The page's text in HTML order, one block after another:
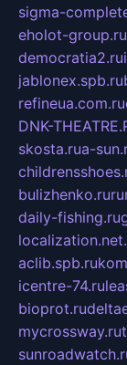
sigma-
eholot-group.ru
democratia2.ru
jablonex.spb.ru
refineua.com.ru
DNK-
skosta.rua-
bulizhenko.ru
daily-fishing.ru
aclib.spb.ru
icentre-74.ru
bioprot.ru
mycrossway.ru